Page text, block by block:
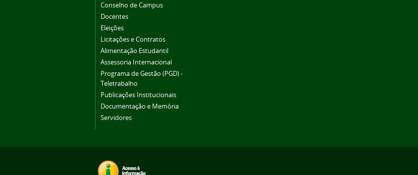
Conselho de Campus
Docentes
Eleições
Licitações e Contratos
Alimentação Estudantil
Assessoria Internacional
Programa de Gestão (PGD) -
Teletrabalho
Publicações Institucionais
Documentação e Memória
Servidores